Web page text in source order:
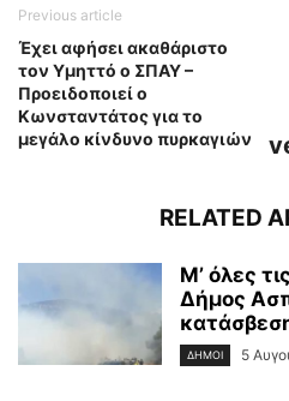
Previous article
Έχει αφήσει ακαθάριστο
τον Υμηττό ο ΣΠΑΥ –
Προειδοποιεί ο
Κωνσταντάτος για το
μεγάλο κίνδυνο πυρκαγιών
RELATED
Μ’ όλες
Δήμος
ΔΉΜΟΙ 5